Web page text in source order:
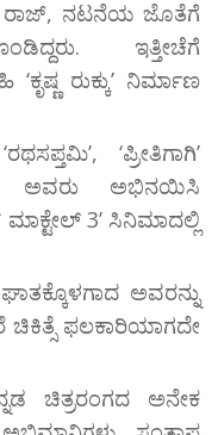
ರಾಜ್, ನಟನೆಯ ಜೊತೆಗೆ
ಇತ್ತೀಚೆಗೆ
ರುಕ್ಕು’ ನಿರ್ಮಾಣ
‘ಪ್ರೀತಿಗಾಗಿ’
ಅವರು ಅಭಿನಯಿಸಿ
3’ ಸಿನಿಮಾದಲ್ಲಿ
ಅವರನ್ನು
ಚಿಕಿತ್ಸೆ ಫಲಕಾರಿಯಾಗದೇ
ಚಿತ್ರರಂಗದ ಅನೇಕ